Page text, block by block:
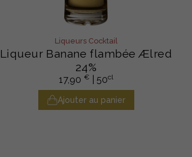
Liqueurs Cocktail
Liqueur Banane flambée Ælred
24%
17,90 € | 50cl
Ajouter au panier